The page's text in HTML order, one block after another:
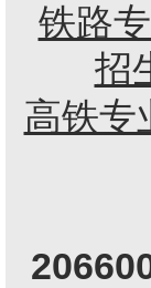
铁路
招
高铁专